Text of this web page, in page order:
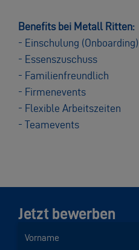
Benefits bei Metall Ritten:
- Einschulung
- Essenszuschuss
- Familienfreundlich
- Firmenevents
- Flexible Arbeitszeiten
- Teamevents
Jetzt bewerben